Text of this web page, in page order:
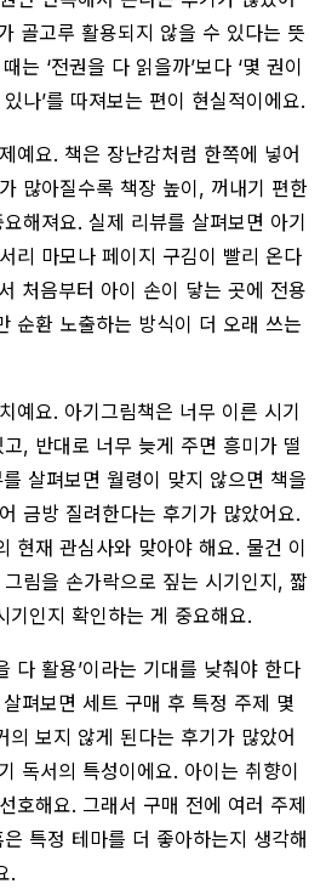
골고루 활용되지 않을 수 있다는 뜻
는 ‘전권을 다 읽을까’보다 ‘몇 권이
나’를 따져보는 편이 현실적이에요.
예요. 책은 장난감처럼 한쪽에 넣어
많아질수록 책장 높이, 꺼내기 편한
해져요. 실제 리뷰를 살펴보면 아기
리 마모나 페이지 구김이 빨리 온다
처음부터 아이 손이 닿는 곳에 전용
순환 노출하는 방식이 더 오래 쓰는
예요. 아기그림책은 너무 이른 시기
, 반대로 너무 늦게 주면 흥미가 떨
살펴보면 월령이 맞지 않으면 책을
금방 질려한다는 후기가 많았어요.
현재 관심사와 맞아야 해요. 물건 이
림을 손가락으로 짚는 시기인지, 짧
기인지 확인하는 게 중요해요.
다 활용’이라는 기대를 낮춰야 한다
펴보면 세트 구매 후 특정 주제 몇
의 보지 않게 된다는 후기가 많았어
독서의 특성이에요. 아이는 취향이
호해요. 그래서 구매 전에 여러 주제
특정 테마를 더 좋아하는지 생각해
.